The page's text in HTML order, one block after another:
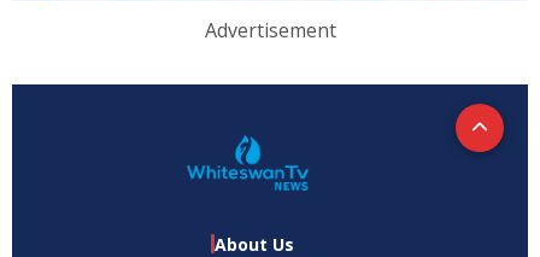
Advertisement
About Us